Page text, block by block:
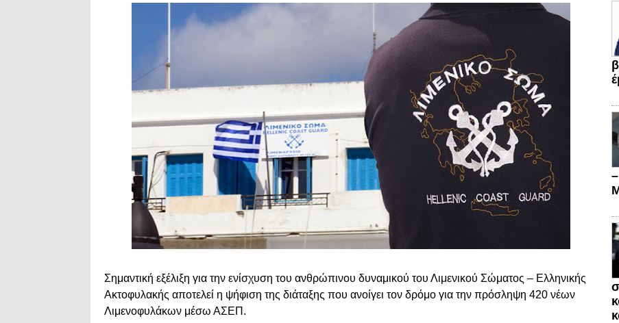
Σημαντική εξέλιξη για την ενίσχυση του ανθρώπινου δυναμικού του Λιμενικού Σώματος – Ελληνικής
Ακτοφυλακής αποτελεί η ψήφιση της διάταξης που ανοίγει τον δρόμο για την πρόσληψη 420 νέων
Λιμενοφυλάκων μέσω ΑΣΕΠ.